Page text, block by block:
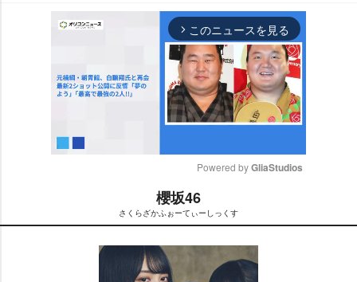
arrow_forward_ios このニュースを見る
t
e
Powered by GliaStudios
櫻坂46
さくらざかふぉーてぃーしっくす